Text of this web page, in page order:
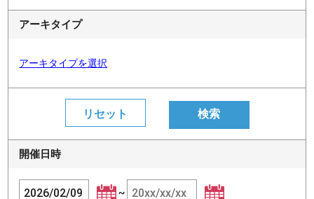
アーキタイプ
アーキタイプを選択
開催日時
~